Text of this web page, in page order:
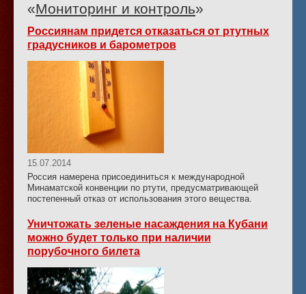
«Мониторинг и контроль»
Россиянам придется отказаться от ртутных
градусников и барометров
15.07.2014
Россия намерена присоединиться к международной
Минаматской конвенции по ртути, предусматривающей
постепенный отказ от использования этого вещества.
Уничтожать зеленые насаждения на Кубани
можно будет только при наличии
порубочного билета